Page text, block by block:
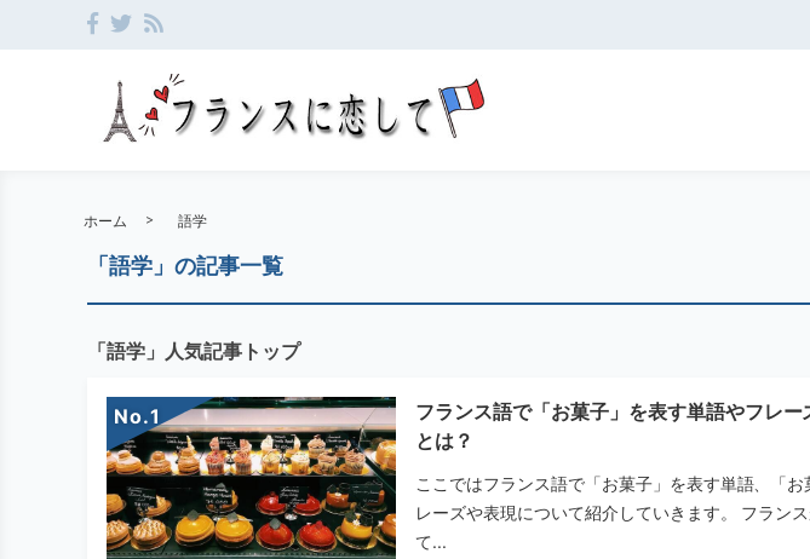
ホーム 語学
「語学」の記事一覧
「語学」人気記事トップ
No.
フランス語で「お菓子」を表す単語やフレ
とは？
ここではフランス語で「お菓子」を表す単語、「
レーズや表現について紹介していきます。 フラン
て...